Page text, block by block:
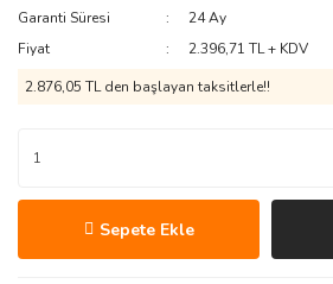
Garanti Süresi
24 Ay
Fiyat
2.396,71 TL + KDV
2.876,05 TL den başlayan taksitlerle!!
Sepete Ekle